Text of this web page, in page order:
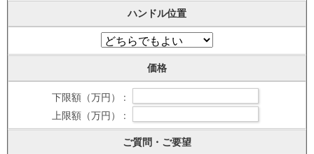
ハンドル位置
価格
下限額（万円） :
上限額（万円） :
ご質問・ご要望